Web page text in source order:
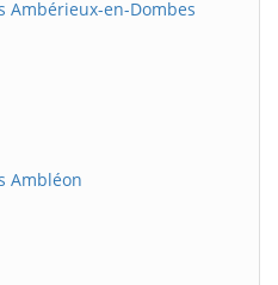
Ambérieux-en-Dombes
Ambléon